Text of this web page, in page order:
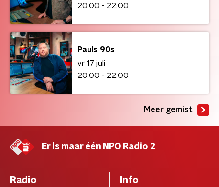
20:00 - 22:00
Pauls 90s
vr 17 juli
20:00 - 22:00
Meer gemist
Er is maar één NPO Radio 2
Radio Info